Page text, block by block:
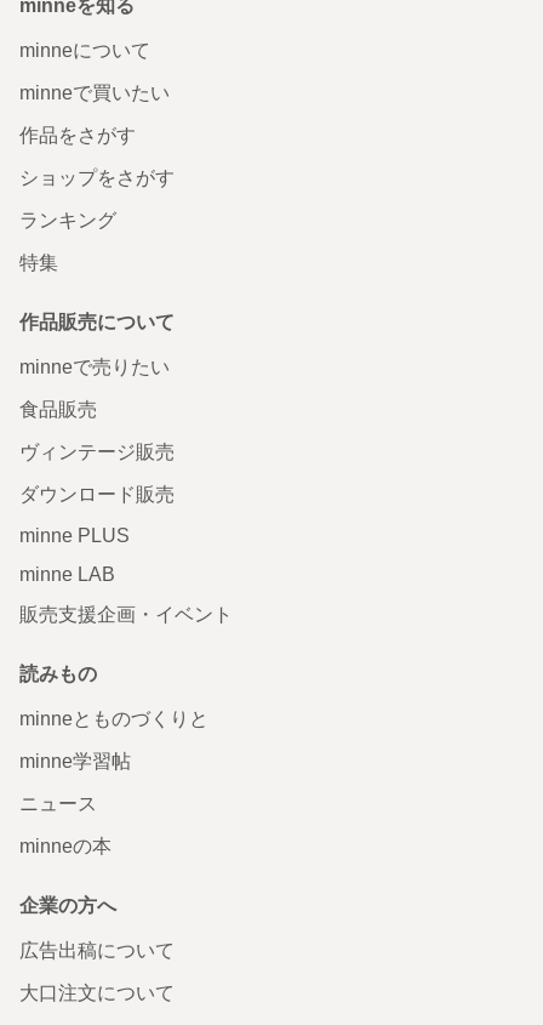
minneを知る
minneについて
minneで買いたい
作品をさがす
ショップをさがす
ランキング
特集
作品販売について
minneで売りたい
食品販売
ヴィンテージ販売
ダウンロード販売
minne PLUS
minne LAB
販売支援企画・イベント
読みもの
minneとものづくりと
minne学習帖
ニュース
minneの本
企業の方へ
広告出稿について
大口注文について